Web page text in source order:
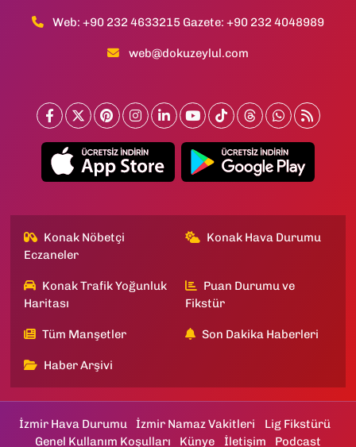
Web: +90 232 4633215 Gazete: +90 232 4048989
web@dokuzeylul.com
Konak Nöbetçi
Eczaneler
Konak Hava Durumu
Konak Trafik Yoğunluk
Haritası
Puan Durumu ve
Fikstür
Tüm Manşetler Son Dakika Haberleri
Haber Arşivi
İzmir Hava Durumu İzmir Namaz Vakitleri
Lig Fikstürü
Genel Kullanım Koşulları
Künye İletişim Podcast